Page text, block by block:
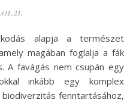
magában foglalja a fák
A favágás nem csupán egy
inkább egy komplex
fenntartásához,